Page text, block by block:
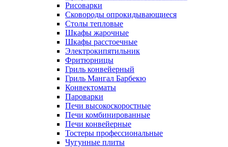
Рисоварки
Сковороды опрокидывающиеся
Столы тепловые
Шкафы жарочные
Шкафы расстоечные
Электрокипятильник
Фритюрницы
Гриль конвейерный
Гриль Мангал Барбекю
Конвектоматы
Пароварки
Печи высокоскоростные
Печи комбинированные
Печи конвейерные
Тостеры профессиональные
Чугунные плиты